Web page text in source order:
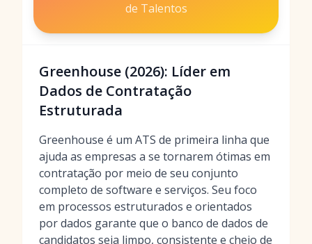
de Talentos
Greenhouse (2026): Líder em
Dados de Contratação
Estruturada
Greenhouse é um ATS de primeira linha que
ajuda as empresas a se tornarem ótimas em
contratação por meio de seu conjunto
completo de software e serviços. Seu foco
em processos estruturados e orientados
por dados garante que o banco de dados de
candidatos seja limpo, consistente e cheio de